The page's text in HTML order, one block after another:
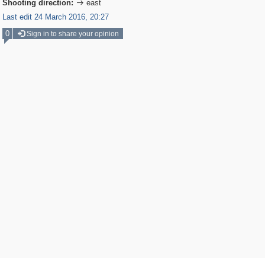
Shooting direction:  east
Last edit 24 March 2016, 20:27
0
Sign in to share your opinion